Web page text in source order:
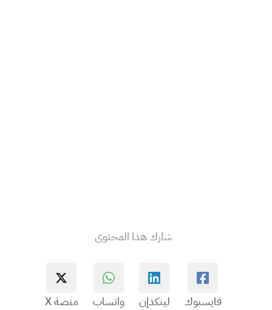
شارك هذا المحتوى
فايسبوك لينكدإن واتساب منصة X